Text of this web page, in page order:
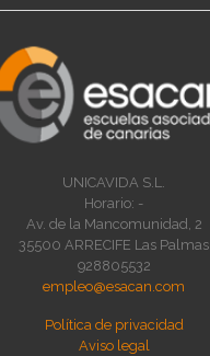
UNICAVIDA S.L.
Horario: -
Av. de la Mancomunidad, 2
35500 ARRECIFE Las Palmas
928805532
empleo@esacan.com
Política de privacidad
Aviso legal